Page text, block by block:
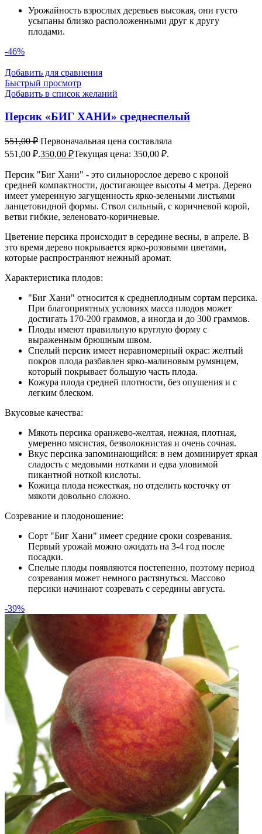
Урожайность взрослых деревьев высокая, они густо
усыпаны близко расположенными друг к другу
плодами.
-46%
Добавить для сравнения
Быстрый просмотр
Добавить в список желаний
Персик «БИГ ХАНИ» среднеспелый
551,00₽ Первоначальная цена составляла
551,00 ₽.350,00 ₽Текущая цена: 350,00 ₽.
Персик "Биг Хани" - это сильнорослое дерево с кроной
средней компактности, достигающее высоты 4 метра. Дерево
имеет умеренную загущенность ярко-зелеными листьями
ланцетовидной формы. Ствол сильный, с коричневой корой,
ветви гибкие, зеленовато-коричневые.
Цветение персика происходит в середине весны, в апреле. В
это время дерево покрывается ярко-розовыми цветами,
которые распространяют нежный аромат.
Характеристика плодов:
"Биг Хани" относится к среднеплодным сортам персика.
При благоприятных условиях масса плодов может
достигать 170-200 граммов, а иногда и до 300 граммов.
Плоды имеют правильную круглую форму с
выраженным брюшным швом.
Спелый персик имеет неравномерный окрас: желтый
покров плода разбавлен ярко-малиновым румянцем,
который покрывает большую часть плода.
Кожура плода средней плотности, без опушения и с
легким блеском.
Вкусовые качества:
Мякоть персика оранжево-желтая, нежная, плотная,
умеренно мясистая, безволокнистая и очень сочная.
Вкус персика запоминающийся: в нем доминирует яркая
сладость с медовыми нотками и едва уловимой
пикантной ноткой кислоты.
Кожица плода нежесткая, но отделить косточку от
мякоти довольно сложно.
Созревание и плодоношение:
Сорт "Биг Хани" имеет средние сроки созревания.
Первый урожай можно ожидать на 3-4 год после
посадки.
Спелые плоды появляются постепенно, поэтому период
созревания может немного растянуться. Массово
персики начинают созревать с середины августа.
-39%